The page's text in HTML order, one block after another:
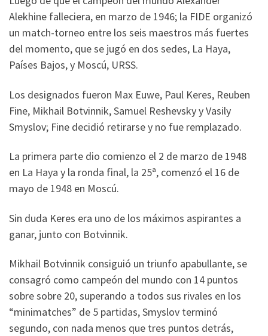
Alekhine falleciera, en marzo de 1946; la FIDE organizó
un match-torneo entre los seis maestros más fuertes
del momento, que se jugó en dos sedes, La Haya,
Países Bajos, y Moscú, URSS.
Los designados fueron Max Euwe, Paul Keres, Reuben
Fine, Mikhail Botvinnik, Samuel Reshevsky y Vasily
Smyslov; Fine decidió retirarse y no fue remplazado.
La primera parte dio comienzo el 2 de marzo de 1948
en La Haya y la ronda final, la 25ª, comenzó el 16 de
mayo de 1948 en Moscú.
Sin duda Keres era uno de los máximos aspirantes a
ganar, junto con Botvinnik.
Mikhail Botvinnik consiguió un triunfo apabullante, se
consagró como campeón del mundo con 14 puntos
sobre sobre 20, superando a todos sus rivales en los
“minimatches” de 5 partidas, Smyslov terminó
segundo, con nada menos que tres puntos detrás,